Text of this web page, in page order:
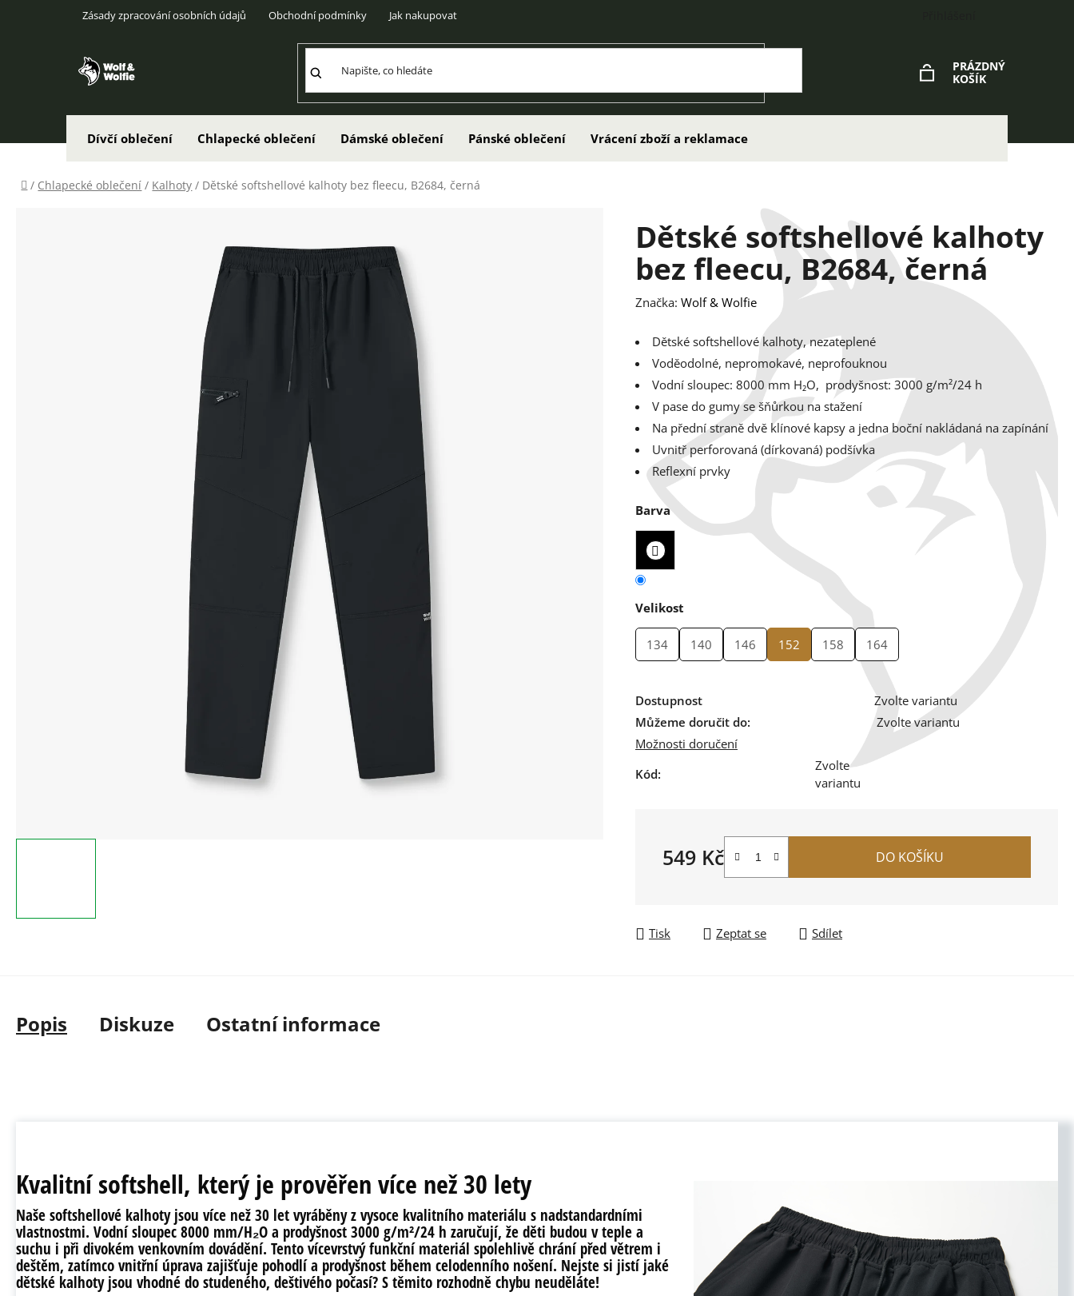
Zásady zpracování osobních údajů Obchodní podmínky Jak nakupovat
PRÁZDNÝ
KOŠÍK
Dívčí oblečení Chlapecké oblečení Dámské oblečení Pánské oblečení Vrácení zboží a reklamace
Domů
/ Chlapecké oblečení / Kalhoty / Dětské softshellové kalhoty bez fleecu, B2684, černá
Dětské softshellové kalhoty
bez fleecu, B2684, černá
Značka: Wolf & Wolfie
Dětské softshellové kalhoty, nezateplené
Voděodolné, nepromokavé, neprofouknou
Vodní sloupec: 8000 mm H₂O, prodyšnost: 3000 g/m²/24 h
V pase do gumy se šňůrkou na stažení
Na přední straně dvě klínové kapsy a jedna boční nakládaná na zapínání
Uvnitř perforovaná (dírkovaná) podšívka
Reflexní prvky
Barva
Velikost
134 140 146 152 158 164
Dostupnost
Zvolte variantu
Můžeme doručit do:
Zvolte variantu
Možnosti doručení
Kód:
Zvolte
variantu
549 Kč
Měrná cena:
DO KOŠÍKU
Tisk Zeptat se Sdílet
Popis Diskuze Ostatní informace
Kvalitní softshell, který je prověřen více než 30 lety
Naše softshellové kalhoty jsou více než 30 let vyráběny zvysoce kvalitního materiálu s nadstandardními
vlastnostmi. Vodní sloupec 8000 mm/H₂Oa prodyšnost 3000 g/m²/24 h zaručují, že děti budou v teple a
suchu i při divokém venkovním dovádění. Tentovícevrstvý funkční materiál spolehlivě chrání před větrem i
deštěm, zatímco vnitřní úprava zajišťuje pohodlí a prodyšnost během celodenního nošení. Nejste si jistí jaké
dětské kalhoty jsou vhodné do studeného, deštivého počasí? S těmito rozhodně chybu neuděláte!